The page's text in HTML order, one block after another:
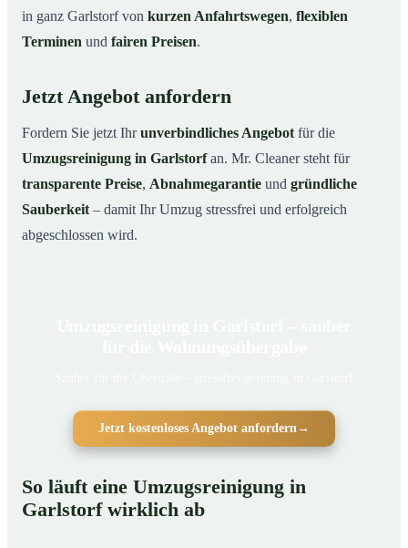
in ganz Garlstorf von kurzen Anfahrtswegen, flexiblen
Terminen und fairen Preisen.
Jetzt Angebot anfordern
Fordern Sie jetzt Ihrunverbindliches Angebot für die
Umzugsreinigung in Garlstorfan. Mr. Cleaner steht für
transparente Preise, Abnahmegarantie und gründliche
Sauberkeit – damit Ihr Umzug stressfrei und erfolgreich
abgeschlossen wird.
Jetzt kostenloses Angebot anfordern→
So läuft eine Umzugsreinigung in
Garlstorf wirklich ab